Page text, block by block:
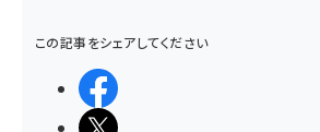
この記事をシェアしてください